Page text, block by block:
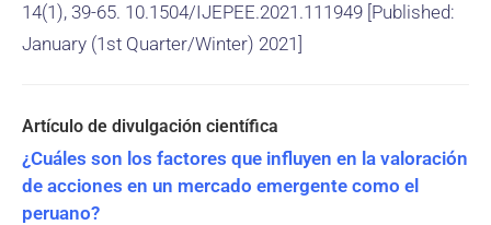
14(1), 39-65. 10.1504/IJEPEE.2021.111949 [Published:
January (1st Quarter/Winter) 2021]
¿Cuáles son los factores que influyen en la valoración
de acciones en un mercado emergente como el
peruano?